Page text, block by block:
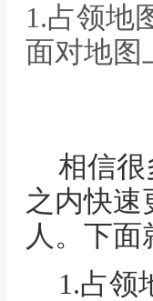
1.占领地
面对地图
相信
之内快速
人。下
1.占领